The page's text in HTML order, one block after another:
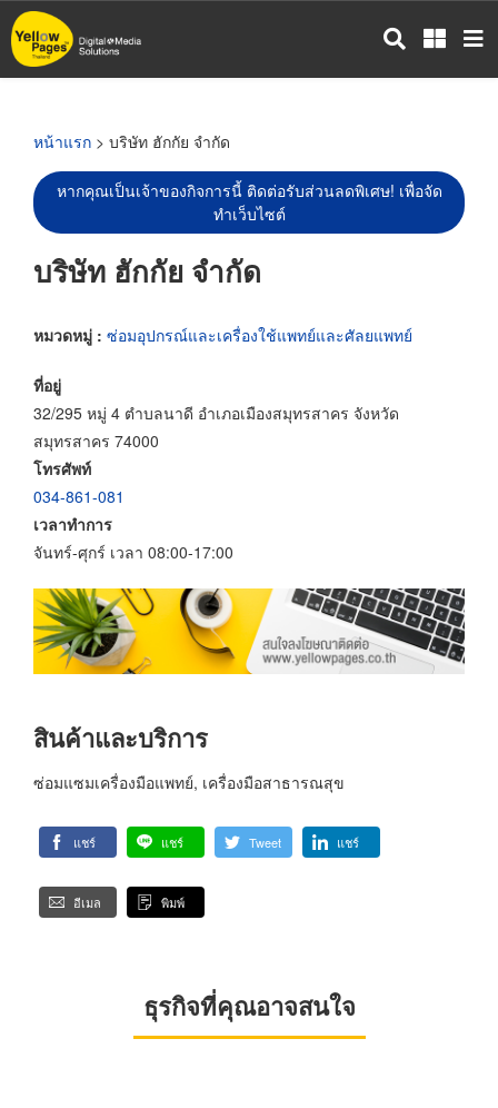
ข้าม
ไป
หน้าแรก > บริษัท ฮักกัย จำกัด
หากคุณเป็นเจ้าของกิจการนี้ ติดต่อรับส่วนลดพิเศษ! เพื่อจัด
ทำเว็บไซต์
บริษัท ฮักกัย จำกัด
หมวดหมู่ : ซ่อมอุปกรณ์และเครื่องใช้แพทย์และศัลยแพทย์
ที่อยู่
32/295 หมู่ 4 ตำบลนาดี อำเภอเมืองสมุทรสาคร จังหวัด
สมุทรสาคร 74000
โทรศัพท์
034-861-081
เวลาทำการ
จันทร์-ศุกร์ เวลา 08:00-17:00
สินค้าและบริการ
ซ่อมแซมเครื่องมือแพทย์, เครื่องมือสาธารณสุข
แชร์ แชร์ Tweet แชร์
อีเมล พิมพ์
ธุรกิจที่คุณอาจสนใจ